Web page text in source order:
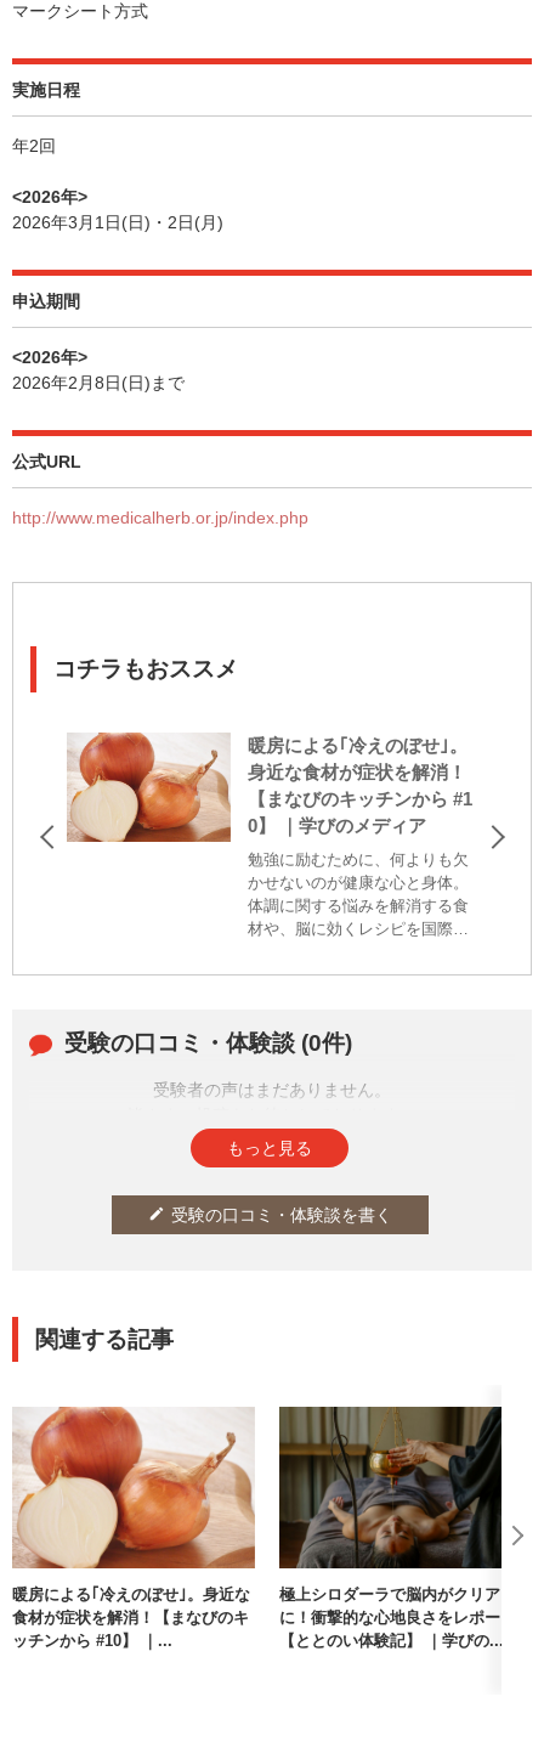
マークシート方式
実施日程
年2回
<2026年>
2026年3月1日(日)・2日(月)
申込期間
<2026年>
2026年2月8日(日)まで
公式URL
http://www.medicalherb.or.jp/index.php
コチラもおススメ
暖房による｢冷えのぼせ｣。
身近な食材が症状を解消！
【まなびのキッチンから #1
0】 ｜学びのメディア
勉強に励むために、何よりも欠
かせないのが健康な心と身体。
体調に関する悩みを解消する食
材や、脳に効くレシピを国際中
さんのキッチンからお届けしま
プ。その理由や簡単レシピをご
受験の口コミ・体験談 (0件)
受験者の声はまだありません。
もっと見る
edit 受験の口コミ・体験談を書く
関連する記事
暖房による｢冷えのぼせ｣。身近な
食材が症状を解消！【まなびのキ
ッチンから #10】 ｜...
極上シロダーラで脳内がクリア
に！衝撃的な心地良さをレポート
【ととのい体験記】 ｜学びの...